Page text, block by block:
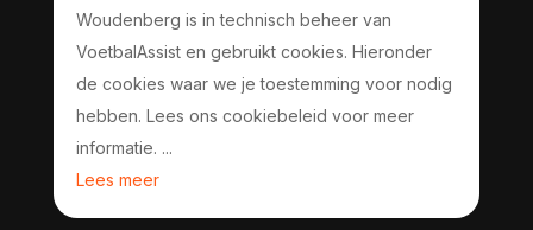
Woudenberg is in technisch beheer van
VoetbalAssist en gebruikt cookies. Hieronder
de cookies waar we je toestemming voor nodig
hebben. Lees ons cookiebeleid voor meer
informatie. ...
Lees meer